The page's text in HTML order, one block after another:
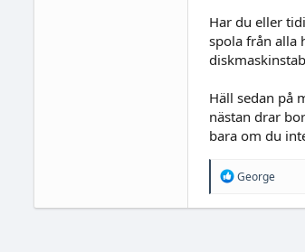
Har du eller
spola från alla
Häll sedan på
nästan drar
bara om du
R
George